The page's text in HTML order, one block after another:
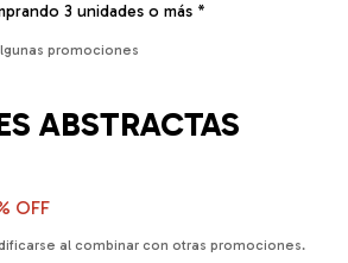
3 unidades o más *
promociones
ABSTRACTAS
OFF
al combinar con otras promociones.